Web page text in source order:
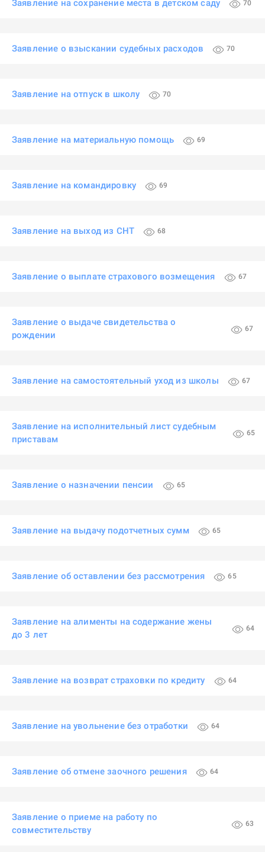
Заявление на сохранение места в детском саду 70
Заявление о взыскании судебных расходов 70
Заявление на отпуск в школу 70
Заявление на материальную помощь 69
Заявление на командировку 69
Заявление на выход из СНТ 68
Заявление о выплате страхового возмещения 67
Заявление о выдаче свидетельства о
рождении
67
Заявление на самостоятельный уход из школы 67
Заявление на исполнительный лист судебным
приставам
65
Заявление о назначении пенсии 65
Заявление на выдачу подотчетных сумм 65
Заявление об оставлении без рассмотрения 65
Заявление на алименты на содержание жены
до 3 лет
64
Заявление на возврат страховки по кредиту 64
Заявление на увольнение без отработки 64
Заявление об отмене заочного решения 64
Заявление о приеме на работу по
совместительству
63